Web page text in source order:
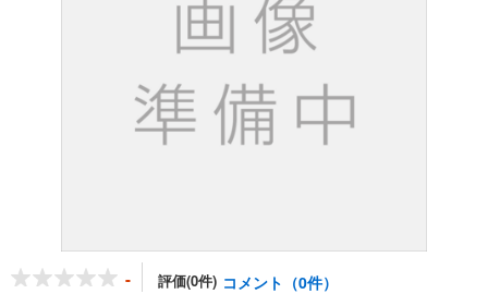
- 評価(0件) コメント（0件）